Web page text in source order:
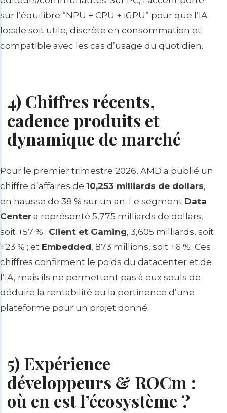
sur l’équilibre “NPU + CPU + iGPU” pour que l’IA
locale soit utile, discrète en consommation et
compatible avec les cas d’usage du quotidien.
4) Chiffres récents,
cadence produits et
dynamique de marché
Pour le premier trimestre 2026, AMD a publié un
chiffre d’affaires de 10,253 milliards de dollars,
en hausse de 38 % sur un an. Le segment Data
Center a représenté 5,775 milliards de dollars,
soit +57 % ; Client et Gaming, 3,605 milliards, soit
+23 % ; et Embedded, 873 millions, soit +6 %. Ces
chiffres confirment le poids du datacenter et de
l’IA, mais ils ne permettent pas à eux seuls de
déduire la rentabilité ou la pertinence d’une
plateforme pour un projet donné.
5) Expérience
développeurs & ROCm :
où en est l’écosystème ?